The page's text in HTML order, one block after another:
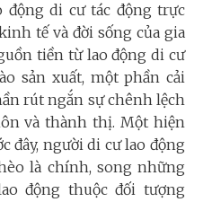
di cư tác động trực
tế và đời sống của gia
tiền từ lao động di cư
sản xuất, một phần cải
rút ngắn sự chênh lệch
và thành thị. Một hiện
đây, người di cư lao động
là chính, song những
động thuộc đối tượng